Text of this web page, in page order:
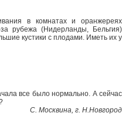
в комнатах и оранжереях
рубежа (Нидерланды, Бельгия)
кустики с плодами. Иметь их у
все было нормально. А сейчас
С. Москвина, г. Н.Новгород